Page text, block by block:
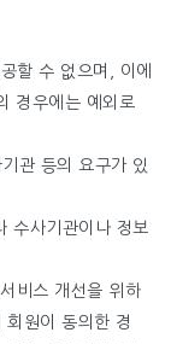
할 수 없으며, 이에
경우에는 예외로
관 등의 요구가 있
수사기관이나 정보
비스 개선을 위하
원이 동의한 경